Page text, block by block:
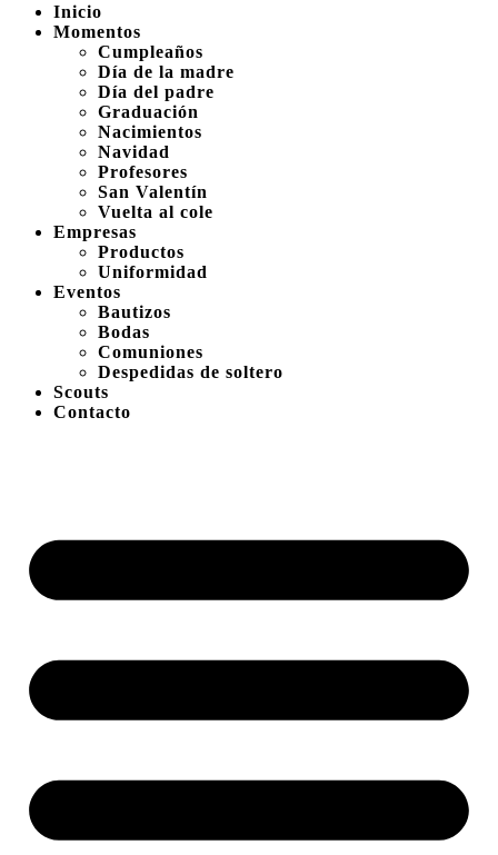
Inicio
Momentos
Cumpleaños
Día de la madre
Día del padre
Graduación
Nacimientos
Navidad
Profesores
San Valentín
Vuelta al cole
Empresas
Productos
Uniformidad
Eventos
Bautizos
Bodas
Comuniones
Despedidas de soltero
Scouts
Contacto